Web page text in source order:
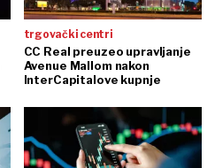
trgovački centri
CC Real preuzeo upravljanje
Avenue Mallom nakon
InterCapitalove kupnje